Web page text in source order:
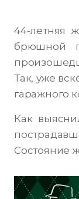
44-летняя
брюшной
Так, уже
гаражного
Как
Состояние